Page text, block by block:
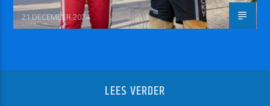
21 DECEMBER 2024
LEES VERDER